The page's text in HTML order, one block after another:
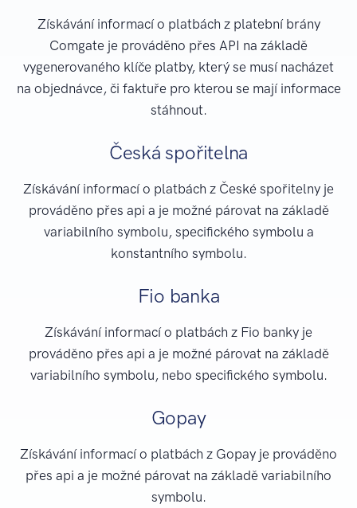
Získávání informací o platbách z platební brány
Comgate je prováděno přes API na základě
vygenerovaného klíče platby, který se musí nacházet
na objednávce, či faktuře pro kterou se mají informace
stáhnout.
Česká spořitelna
Získávání informací o platbách z České spořitelny je
prováděno přes api a je možné párovat na základě
variabilního symbolu, specifického symbolu a
konstantního symbolu.
Fio banka
Získávání informací o platbách z Fio banky je
prováděno přes api a je možné párovat na základě
variabilního symbolu, nebo specifického symbolu.
Gopay
Získávání informací o platbách z Gopay je prováděno
přes api a je možné párovat na základě variabilního
symbolu.